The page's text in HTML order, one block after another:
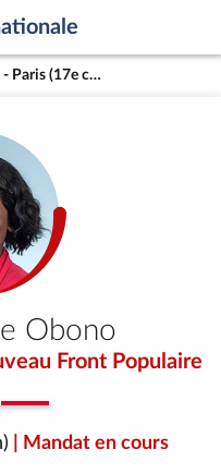
Mme Danièle Obono - Paris (17e circonscription)
Obono
Front Populaire
| Mandat en cours